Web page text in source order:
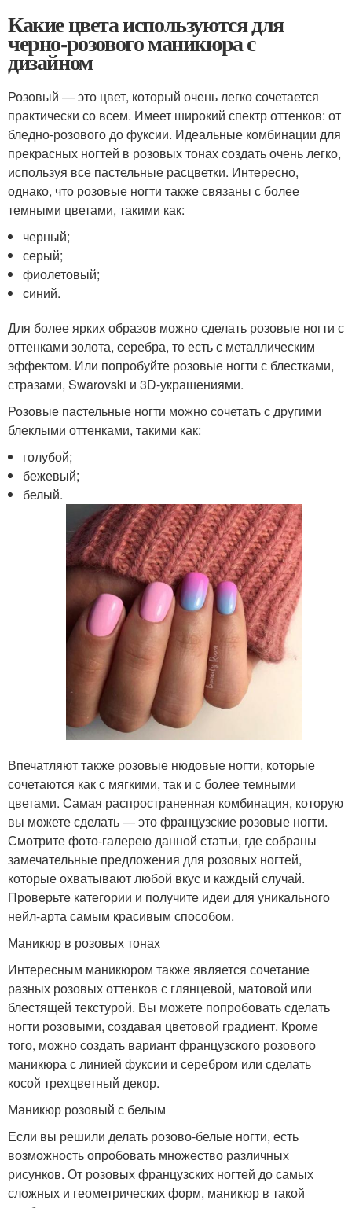
Какие цвета используются для
черно-розового маникюра с
дизайном
Розовый — это цвет, который очень легко сочетается
практически со всем. Имеет широкий спектр оттенков: от
бледно-розового до фуксии. Идеальные комбинации для
прекрасных ногтей в розовых тонах создать очень легко,
используя все пастельные расцветки. Интересно,
однако, что розовые ногти также связаны с более
темными цветами, такими как:
черный;
серый;
фиолетовый;
синий.
Для более ярких образов можно сделать розовые ногти с
оттенками золота, серебра, то есть с металлическим
эффектом. Или попробуйте розовые ногти с блестками,
стразами, Swarovski и 3D-украшениями.
Розовые пастельные ногти можно сочетать с другими
блеклыми оттенками, такими как:
голубой;
бежевый;
белый.
Впечатляют также розовые нюдовые ногти, которые
сочетаются как с мягкими, так и с более темными
цветами. Самая распространенная комбинация, которую
вы можете сделать — это французские розовые ногти.
Смотрите фото-галерею данной статьи, где собраны
замечательные предложения для розовых ногтей,
которые охватывают любой вкус и каждый случай.
Проверьте категории и получите идеи для уникального
нейл-арта самым красивым способом.
Маникюр в розовых тонах
Интересным маникюром также является сочетание
разных розовых оттенков с глянцевой, матовой или
блестящей текстурой. Вы можете попробовать сделать
ногти розовыми, создавая цветовой градиент. Кроме
того, можно создать вариант французского розового
маникюра с линией фуксии и серебром или сделать
косой трехцветный декор.
Маникюр розовый с белым
Если вы решили делать розово-белые ногти, есть
возможность опробовать множество различных
рисунков. От розовых французских ногтей до самых
сложных и геометрических форм, маникюр в такой